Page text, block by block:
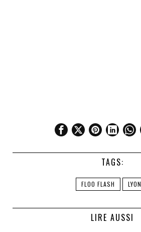
TAGS:
FLOO FLASH LYON
LIRE AUSSI